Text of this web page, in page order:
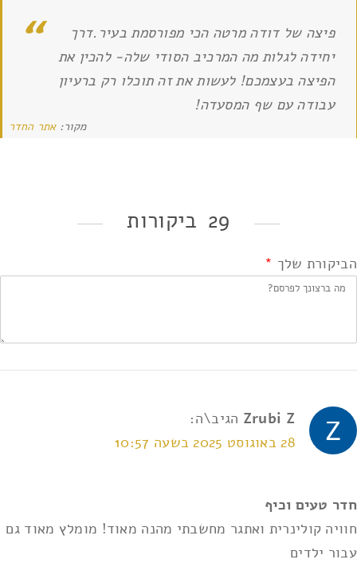
פיצה של דודה מרטה הכי מפורסמת בעיר.דרך
יחידה לגלות מה המרכיב הסודי שלה- להכין את
הפיצה בעצמכם! לעשות את זה תוכלו רק ברעיון
עבודה עם שף המסעדה!
מקור:אתר החדר
29 ביקורות
הביקורת שלך *
Zrubi Z הגיב\ה:
28 באוגוסט 2025 בשעה 10:57
חדר טעים וכיף
חוויה קולינרית ואתגר מחשבתי מהנה מאוד! מומלץ מאוד גם
עבור ילדים